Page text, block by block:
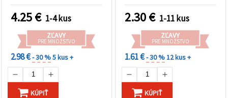
4.25€ 1-4 kus
ZĽAVY
PRE MNOŽSTVO
2.98 €- 30 %5 kus +
KÚPIŤ
2.30€ 1-11 kus
ZĽAVY
PRE MNOŽSTVO
1.61 €- 30 %12 kus +
KÚPIŤ